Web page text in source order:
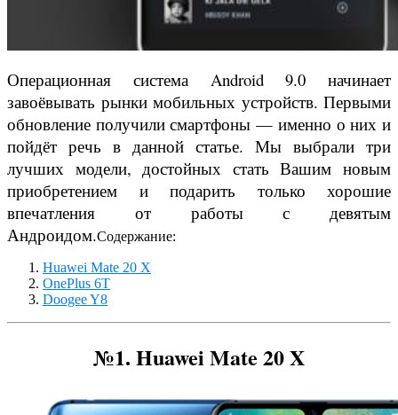
Операционная система Android 9.0 начинает
завоёвывать рынки мобильных устройств. Первыми
обновление получили смартфоны — именно о них и
пойдёт речь в данной статье. Мы выбрали три
лучших модели, достойных стать Вашим новым
приобретением и подарить только хорошие
впечатления от работы с девятым
Андроидом.Содержание:
Huawei Mate 20 X
OnePlus 6T
Doogee Y8
№1. Huawei Mate 20 X